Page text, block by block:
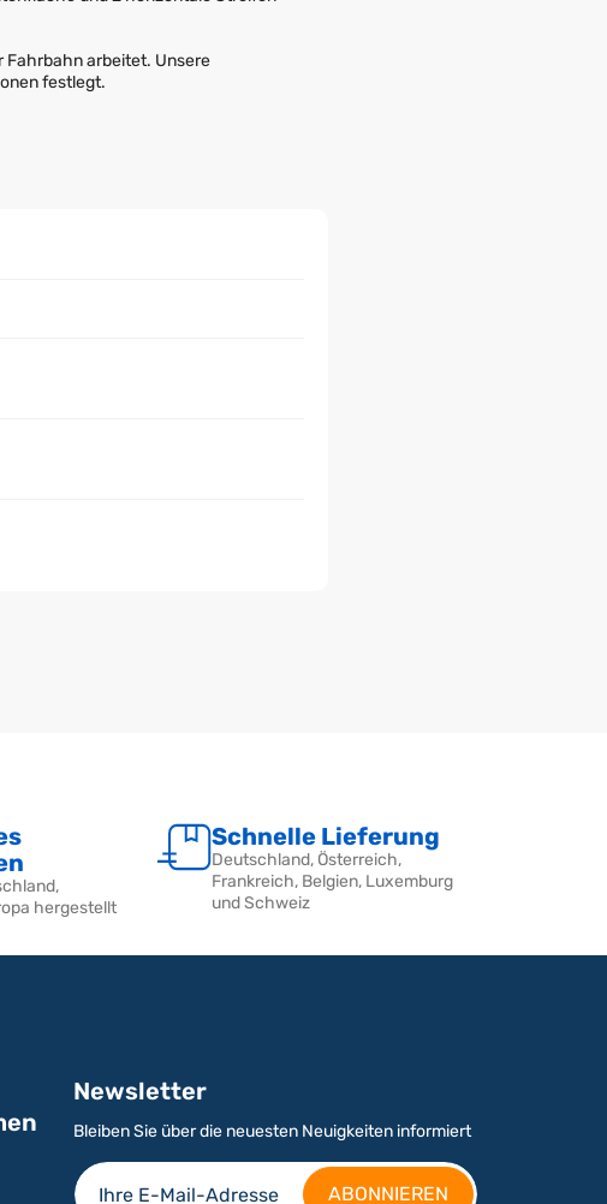
Fahrbahn arbeitet. Unsere
festlegt.
hergestellt
Schnelle Lieferung
Deutschland, Österreich,
Frankreich, Belgien, Luxemburg
und Schweiz
Newsletter
Bleiben Sie über die neuesten Neuigkeiten informiert